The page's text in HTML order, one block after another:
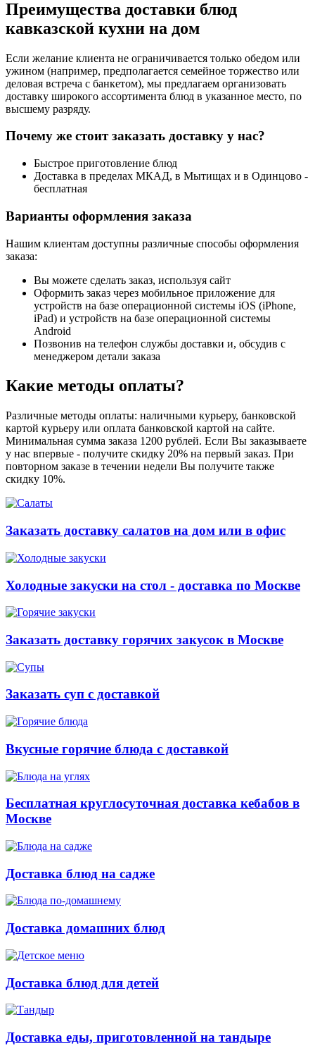
Преимущества доставки блюд
кавказской кухни на дом
Если желание клиента не ограничивается только обедом или
ужином (например, предполагается семейное торжество или
деловая встреча с банкетом), мы предлагаем организовать
доставку широкого ассортимента блюд в указанное место, по
высшему разряду.
Почему же стоит заказать доставку у нас?
Быстрое приготовление блюд
Доставка в пределах МКАД, в Мытищах и в Одинцово -
бесплатная
Варианты оформления заказа
Нашим клиентам доступны различные способы оформления
заказа:
Вы можете сделать заказ, используя сайт
Оформить заказ через мобильное приложение для
устройств на базе операционной системы iOS (iPhone,
iPad) и устройств на базе операционной системы
Android
Позвонив на телефон службы доставки и, обсудив с
менеджером детали заказа
Какие методы оплаты?
Различные методы оплаты: наличными курьеру, банковской
картой курьеру или оплата банковской картой на сайте.
Минимальная сумма заказа 1200 рублей. Если Вы заказываете
у нас впервые - получите скидку 20% на первый заказ. При
повторном заказе в течении недели Вы получите также
скидку 10%.
Заказать доставку салатов на дом или в офис
Холодные закуски на стол - доставка по Москве
Заказать доставку горячих закусок в Москве
Заказать суп с доставкой
Вкусные горячие блюда с доставкой
Бесплатная круглосуточная доставка кебабов в
Москве
Доставка блюд на садже
Доставка домашних блюд
Доставка блюд для детей
Доставка еды, приготовленной на тандыре